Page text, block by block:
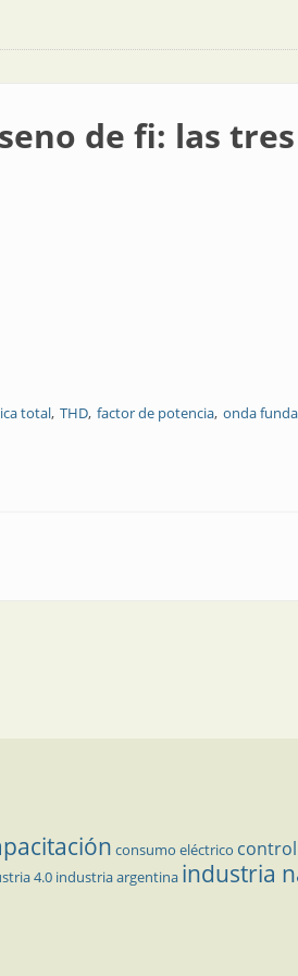
de fi: las
total THD factor de potencia onda
de la corriente eficaz
consumo eléctrico control
4.0 industria argentina industria